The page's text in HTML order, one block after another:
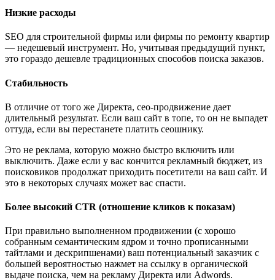
Низкие расходы
SEO для строительной фирмы или фирмы по ремонту квартир
— недешевый инструмент. Но, учитывая предыдущий пункт,
это гораздо дешевле традиционных способов поиска заказов.
Стабильность
В отличие от того же Директа, сео-продвижение дает
длительный результат. Если ваш сайт в топе, то он не выпадет
оттуда, если вы перестанете платить сеошнику.
Это не реклама, которую можно быстро включить или
выключить. Даже если у вас кончится рекламный бюджет, из
поисковиков продолжат приходить посетители на ваш сайт. И
это в некоторых случаях может вас спасти.
Более высокий CTR (отношение кликов к показам)
При правильно выполненном продвижении (с хорошо
собранным семантическим ядром и точно прописанными
тайтлами и дескрипшенами) ваш потенциальный заказчик с
большей вероятностью нажмет на ссылку в органической
выдаче поиска, чем на рекламу Директа или Adwords.